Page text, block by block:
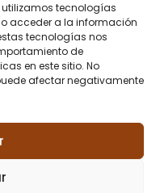
utilizamos tecnologías
acceder a la información
tecnologías nos
de
en este sitio. No
afectar negativamente